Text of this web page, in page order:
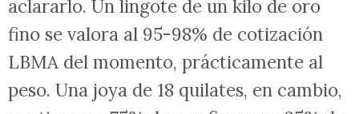
aclararlo. Un lingote de un kilo de oro
fino se valora al 95-98% de cotización
LBMA del momento, prácticamente al
peso. Una joya de 18 quilates, en cambio,